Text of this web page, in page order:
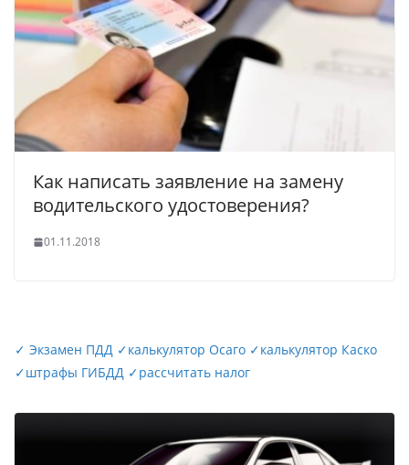
Как написать заявление на замену
водительского удостоверения?
01.11.2018
✓ Экзамен ПДД ✓калькулятор Осаго ✓калькулятор Каско
✓штрафы ГИБДД ✓рассчитать налог